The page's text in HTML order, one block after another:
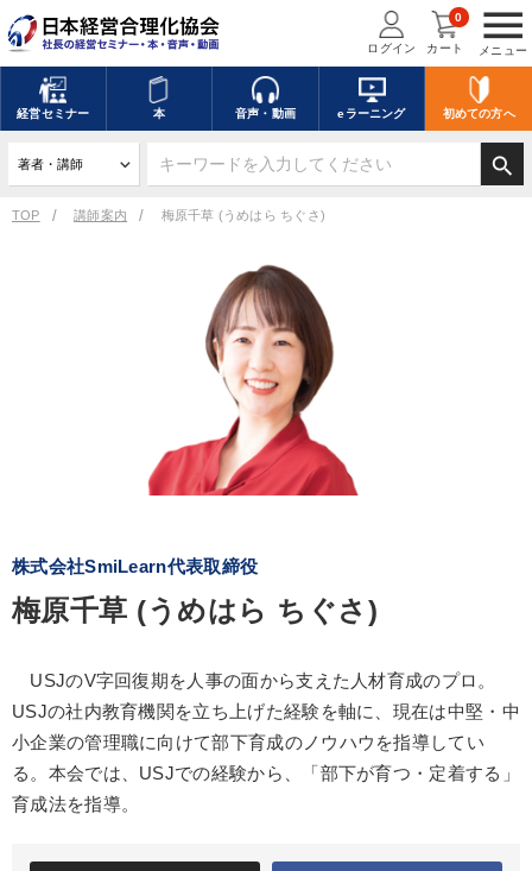
menu
メニュー
ログイン カート
0
経営セミナー 本 音声・動画 eラーニング 初めての方へ
search
TOP 講師案内 梅原千草 (うめはら ちぐさ)
株式会社SmiLearn代表取締役
梅原千草 (うめはら ちぐさ)
USJのV字回復期を人事の面から支えた人材育成のプロ。
USJの社内教育機関を立ち上げた経験を軸に、現在は中堅・中
小企業の管理職に向けて部下育成のノウハウを指導してい
る。本会では、USJでの経験から、「部下が育つ・定着する」
育成法を指導。